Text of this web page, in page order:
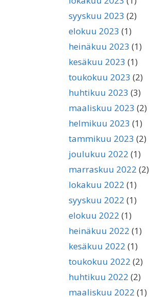
syyskuu 2023 (2)
elokuu 2023 (1)
heinäkuu 2023 (1)
kesäkuu 2023 (1)
toukokuu 2023 (2)
huhtikuu 2023 (3)
maaliskuu 2023 (2)
helmikuu 2023 (1)
tammikuu 2023 (2)
joulukuu 2022 (1)
marraskuu 2022 (2)
lokakuu 2022 (1)
syyskuu 2022 (1)
elokuu 2022 (1)
heinäkuu 2022 (1)
kesäkuu 2022 (1)
toukokuu 2022 (2)
huhtikuu 2022 (2)
maaliskuu 2022 (1)